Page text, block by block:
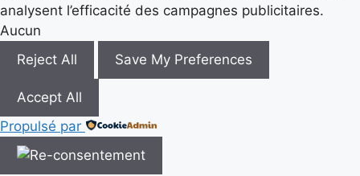
analysent l’efficacité des campagnes publicitaires.
Aucun
Reject All
Save My Preferences
Accept All
Propulsé par